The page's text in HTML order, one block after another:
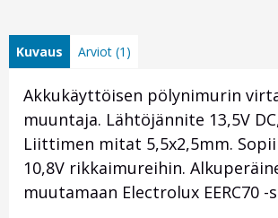
Kuvaus Arviot (1)
Akkukäyttöisen pölynimurin
muuntaja. Lähtöjännite 13,5V
Liittimen mitat 5,5x2,5mm.
10,8V rikkaimureihin.
muutamaan Electrolux EERC70